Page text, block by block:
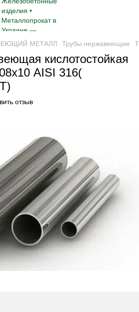
МЕТАЛЛ Трубы нержавеющие
кислотостойкая
AISI 316(
отзыв